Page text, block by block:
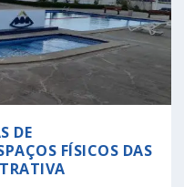
DE
FÍSICOS DAS